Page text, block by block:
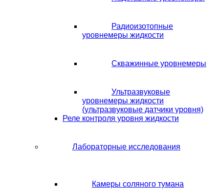
Радиоизотопные
уровнемеры жидкости
Скважинные уровнемеры
Ультразвуковые
уровнемеры жидкости
(ультразвуковые датчики уровня)
Реле контроля уровня жидкости
Лабораторные исследования
Камеры соляного тумана